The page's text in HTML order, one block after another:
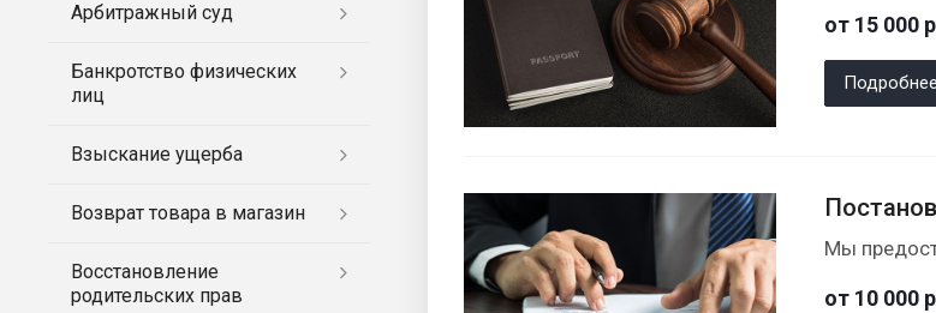
от 15 000
Подробнее
Мы
от 10 000
Арбитражный суд
Банкротство физических
лиц
Взыскание ущерба
Возврат товара в магазин
Восстановление
родительских прав